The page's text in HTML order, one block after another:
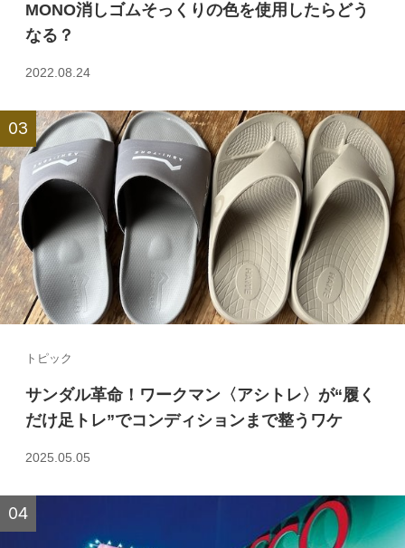
MONO消しゴムそっくりの色を使用したらどう
なる？
2022.08.24
トピック
サンダル革命！ワークマン〈アシトレ〉が“履く
だけ足トレ”でコンディションまで整うワケ
2025.05.05